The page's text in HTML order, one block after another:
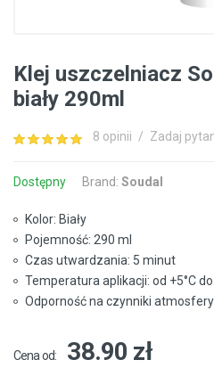
Klej uszczelniacz
biały 290ml
8 opinii / Zadaj
Dostępny Brand: Soudal
Kolor: Biały
Pojemność: 290 ml
Czas utwardzania: 5 minut
Temperatura aplikacji: od +5°C do
Odporność na czynniki
Cena od: 38.90 zł